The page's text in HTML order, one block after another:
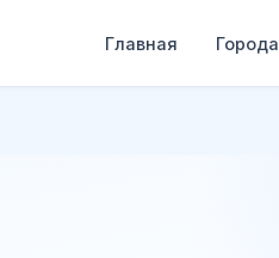
Главная Города